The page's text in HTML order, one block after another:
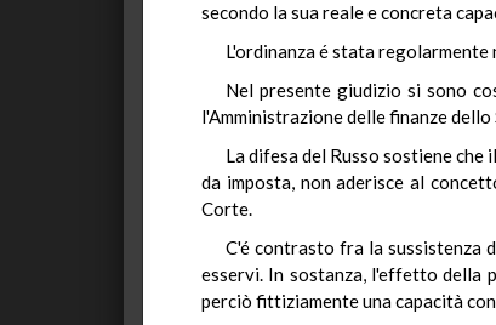
secondo la sua reale e concreta
L'ordinanza é stata
Nel presente giudizio si sono
l'Amministrazione delle finanze
La difesa del Russo sostiene
da imposta, non aderisce al
Corte.
C'é contrasto fra la sussistenza
esservi. In sostanza, l'effetto della
perciò fittiziamente una capacità